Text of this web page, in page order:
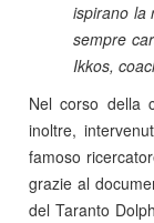
ispirano la
sempre
Ikkos,
Nel corso della
inoltre,
famoso
grazie al
del Taranto